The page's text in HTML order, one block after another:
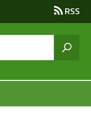
RSS